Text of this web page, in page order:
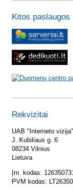
Kitos paslaugos
Rekvizitai
UAB "Interneto vizija"
J. Kubiliaus g. 6
08234 Vilnius
Lietuva
Įm. kodas:
PVM kodas: